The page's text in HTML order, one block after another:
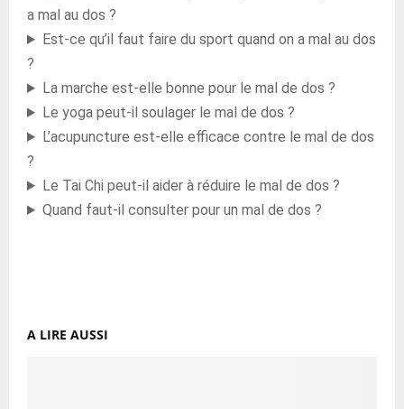
a mal au dos ?
Est-ce qu’il faut faire du sport quand on a mal au dos
?
La marche est-elle bonne pour le mal de dos ?
Le yoga peut-il soulager le mal de dos ?
L’acupuncture est-elle efficace contre le mal de dos
?
Le Tai Chi peut-il aider à réduire le mal de dos ?
Quand faut-il consulter pour un mal de dos ?
A LIRE AUSSI